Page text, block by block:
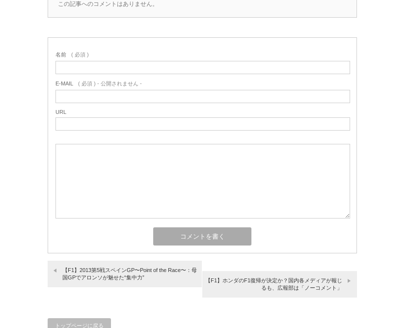
この記事へのコメントはありません。
名前 ( 必須 )
E-MAIL ( 必須 ) - 公開されません -
URL
【F1】2013第5戦スペインGP〜Point of the Race〜：母
国GPでアロンソが魅せた“集中力”
【F1】ホンダのF1復帰が決定か？国内各メディアが報じ
るも、広報部は「ノーコメント」
トップページに戻る